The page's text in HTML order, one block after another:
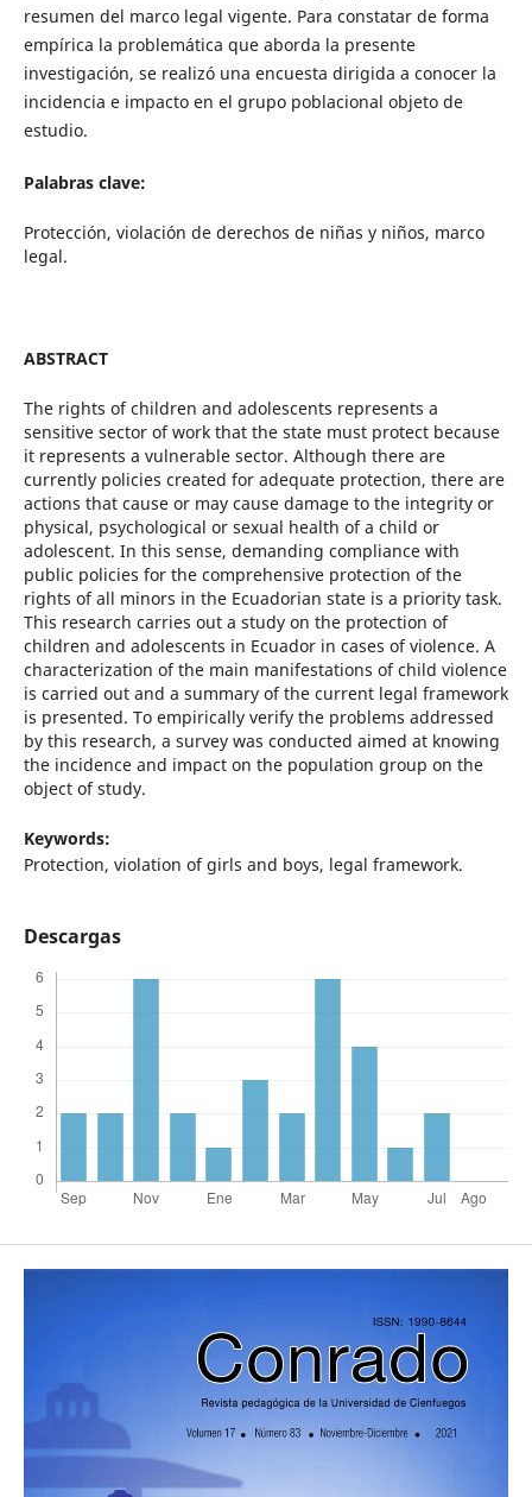
resumen del marco legal vigente. Para constatar de forma
empírica la problemática que aborda la presente
investigación, se realizó una encuesta dirigida a conocer la
incidencia e impacto en el grupo poblacional objeto de
estudio.
Palabras clave:
Protección, violación de derechos de niñas y niños, marco
legal.
ABSTRACT
The rights of children and adolescents represents a
sensitive sector of work that the state must protect because
it represents a vulnerable sector. Although there are
currently policies created for adequate protection, there are
actions that cause or may cause damage to the integrity or
physical, psychological or sexual health of a child or
adolescent. In this sense, demanding compliance with
public policies for the comprehensive protection of the
rights of all minors in the Ecuadorian state is a priority task.
This research carries out a study on the protection of
children and adolescents in Ecuador in cases of violence. A
characterization of the main manifestations of child violence
is carried out and a summary of the current legal framework
is presented. To empirically verify the problems addressed
by this research, a survey was conducted aimed at knowing
the incidence and impact on the population group on the
object of study.
Keywords:
Protection, violation of girls and boys, legal framework.
Descargas